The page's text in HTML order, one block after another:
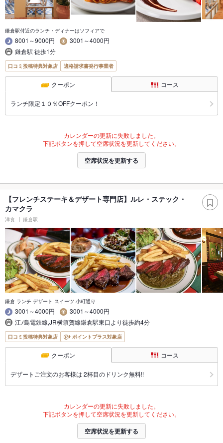
鎌倉駅付近のランチ・ディナーはソフィアで
8001～9000円
3001～4000円
鎌倉駅 徒歩1分
口コミ投稿特典対象店 適格請求書発行事業者
クーポン コース
ランチ限定１０％OFFクーポン！
カレンダーの更新に失敗しました。
下記ボタンを押して空席状況を更新してください。
空席状況を更新する
【フレンチステーキ＆デザート専門店】ルレ・ステック・
カマクラ
洋食 鎌倉駅
鎌倉 ランチ デザート スイーツ 小町通り
3001～4000円
3001～4000円
江ﾉ島電鉄線,JR横須賀線鎌倉駅東口より徒歩約4分
口コミ投稿特典対象店 ポイントプラス対象店
クーポン コース
デザートご注文のお客様は 2杯目のドリンク無料!!
カレンダーの更新に失敗しました。
下記ボタンを押して空席状況を更新してください。
空席状況を更新する